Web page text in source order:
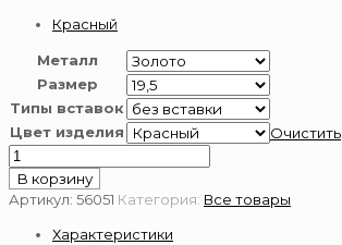
Красный
Металл
Размер
Типы вставок
Цвет изделия
Очистить
Количество
товара
Золотое
В корзину
Артикул: 56051 Категория: Все товары
Характеристики